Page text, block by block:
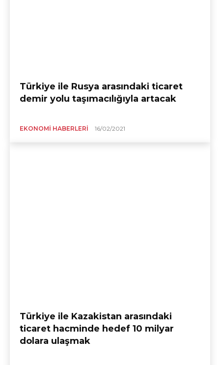
Türkiye ile Rusya arasındaki ticaret
demir yolu taşımacılığıyla artacak
EKONOMI HABERLERI 16/02/2021
Türkiye ile Kazakistan arasındaki
ticaret hacminde hedef 10 milyar
dolara ulaşmak